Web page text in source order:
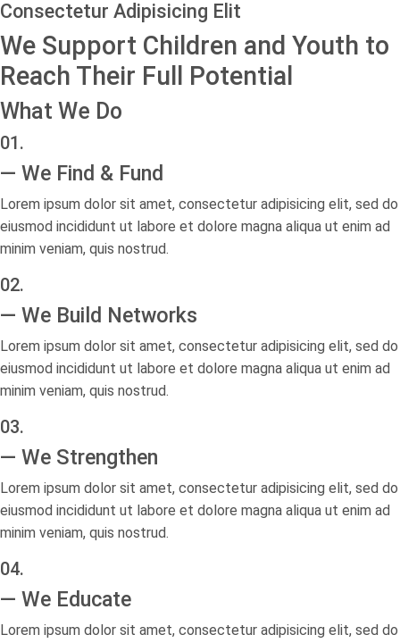
Consectetur Adipisicing Elit
We Support Children and Youth to
Reach Their Full Potential
What We Do
01.
— We Find & Fund
Lorem ipsum dolor sit amet, consectetur adipisicing elit, sed do
eiusmod incididunt ut labore et dolore magna aliqua ut enim ad
minim veniam, quis nostrud.
02.
— We Build Networks
Lorem ipsum dolor sit amet, consectetur adipisicing elit, sed do
eiusmod incididunt ut labore et dolore magna aliqua ut enim ad
minim veniam, quis nostrud.
03.
— We Strengthen
Lorem ipsum dolor sit amet, consectetur adipisicing elit, sed do
eiusmod incididunt ut labore et dolore magna aliqua ut enim ad
minim veniam, quis nostrud.
04.
— We Educate​
Lorem ipsum dolor sit amet, consectetur adipisicing elit, sed do